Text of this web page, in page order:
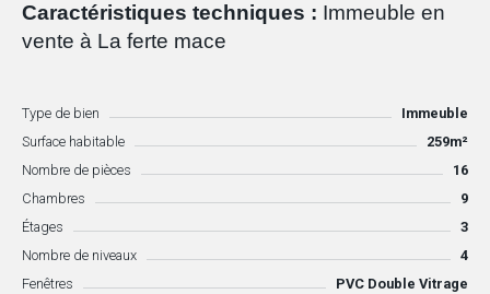
Caractéristiques techniques : Immeuble en
vente à La ferte mace
Type de bien
Immeuble
Surface habitable
259m²
Nombre de pièces
16
Chambres
9
Étages
3
Nombre de niveaux
4
Fenêtres
PVC Double Vitrage